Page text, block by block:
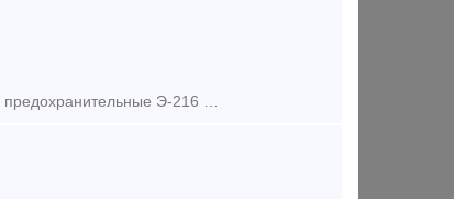
ООО «Кортдеталь» продает клапаны холостого хода № 545 (545.000), Клапаны предохранительные Э-216 (2-2), клапаны обратные №526. Свежий год выпуска. Цена с НДС. Организуем доставку из Ижевска.